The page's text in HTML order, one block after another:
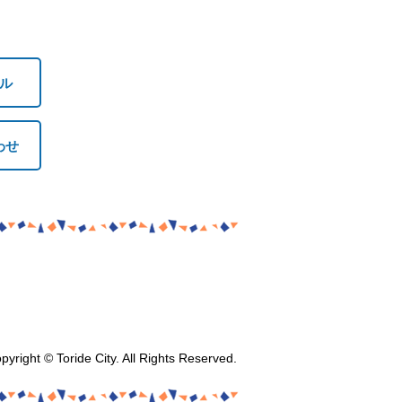
せ
© Toride City. All Rights Reserved.